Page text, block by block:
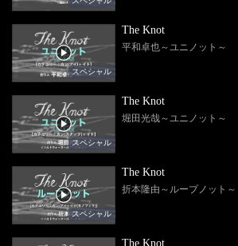
スペシャル
The Knot
平和卓也～ユニノット～
スペシャル
The Knot
堀田光哉～ユニノット～
スペシャル
The Knot
折本隆由～ループノット～
The Knot